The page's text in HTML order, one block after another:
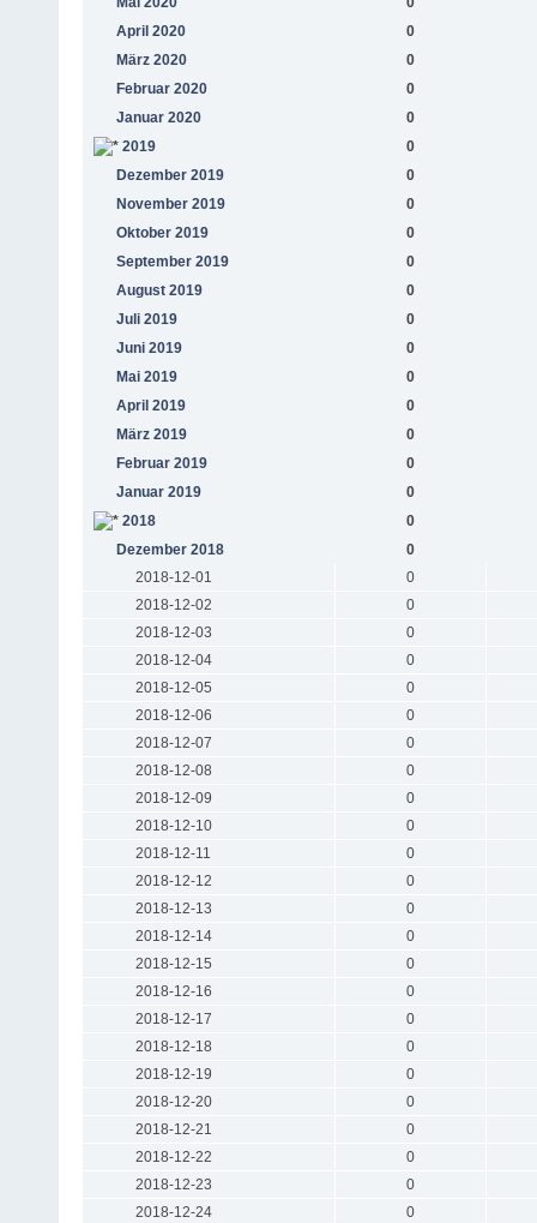
April 2020
0
März 2020
0
Februar 2020
0
Januar 2020
0
2019
0
Dezember 2019
0
November 2019
0
Oktober 2019
0
September 2019
0
August 2019
0
Juli 2019
0
Juni 2019
0
Mai 2019
0
April 2019
0
März 2019
0
Februar 2019
0
Januar 2019
0
2018
0
Dezember 2018
0
2018-12-01
0
2018-12-02
0
2018-12-03
0
2018-12-04
0
2018-12-05
0
2018-12-06
0
2018-12-07
0
2018-12-08
0
2018-12-09
0
2018-12-10
0
2018-12-11
0
2018-12-12
0
2018-12-13
0
2018-12-14
0
2018-12-15
0
2018-12-16
0
2018-12-17
0
2018-12-18
0
2018-12-19
0
2018-12-20
0
2018-12-21
0
2018-12-22
0
2018-12-23
0
2018-12-24
0